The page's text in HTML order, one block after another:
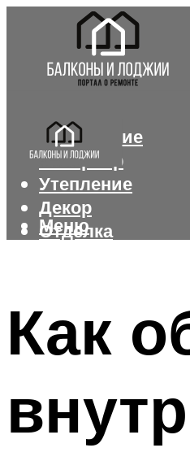
Остекление
Интерьер
Утепление
Декор
Отделка
Меню
Как